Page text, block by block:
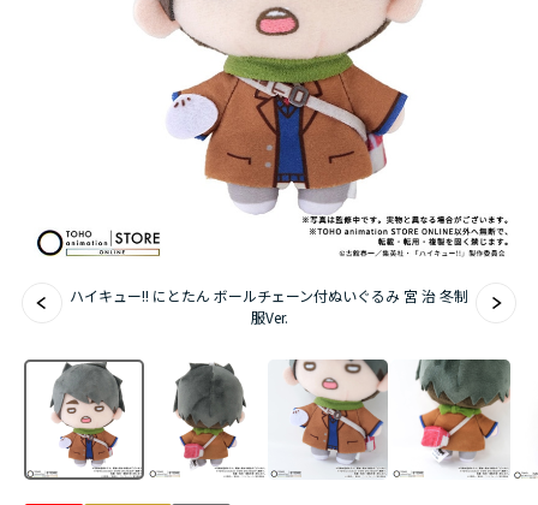
アニメ『僕のヒーローアカデミア』10周年
ハイキュー!!ジャージ＆ユニフォーム
『無職転生Ⅲ ～異世界行ったら本気だす～』
『ふつつかな悪女ではございますが ～雛宮蝶鼠と
ハイキュー!! にとたん ボールチェーン付ぬいぐるみ 宮 治 冬制
服Ver.